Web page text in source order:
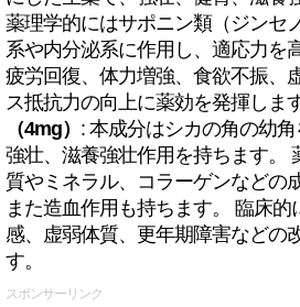
薬理学的にはサポニン類（ジンセ
系や内分泌系に作用し、適応力を
疲労回復、体力増強、食欲不振、
ス抵抗力の向上に薬効を発揮しま
（4mg） : 本成分はシカの角の幼角
強壮、滋養強壮作用を持ちます。
質やミネラル、コラーゲンなどの
また造血作用も持ちます。 臨床
感、虚弱体質、更年期障害などの
す。
スポンサーリンク